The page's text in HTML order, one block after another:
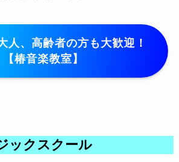
人、高齢者の方も大歓迎！
【椿音楽教室】
ックスクール